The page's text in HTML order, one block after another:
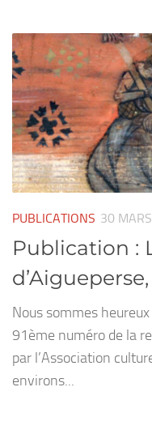
PUBLICATIONS 30
Publication :
d’Aigueperse,
Nous sommes
91ème numéro de la
par l’Association
environs...